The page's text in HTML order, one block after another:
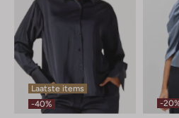
Laatste items
-40%
-